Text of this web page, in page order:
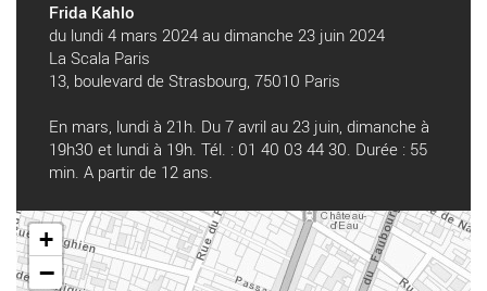
Frida Kahlo
du lundi 4 mars 2024 au dimanche 23 juin 2024
La Scala Paris
13, boulevard de Strasbourg, 75010 Paris
En mars, lundi à 21h. Du 7 avril au 23 juin, dimanche à
19h30 et lundi à 19h. Tél. : 01 40 03 44 30. Durée : 55
min. A partir de 12 ans.
+
−